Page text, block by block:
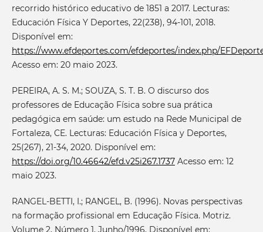
recorrido histórico educativo de 1851 a 2017. Lecturas:
Educación Física Y Deportes, 22(238), 94-101, 2018.
Disponível em:
https://www.efdeportes.com/efdeportes/index.php/
Acesso em: 20 maio 2023.
PEREIRA, A. S. M.; SOUZA, S. T. B. O discurso dos
professores de Educação Física sobre sua prática
pedagógica em saúde: um estudo na Rede Municipal de
Fortaleza, CE. Lecturas: Educación Física y Deportes,
25(267), 21-34, 2020. Disponível em:
https://doi.org/10.46642/efd.v25i267.1737Acesso em: 12
maio 2023.
RANGEL-BETTI, I.; RANGEL, B. (1996). Novas perspectivas
na formação profissional em Educação Física. Motriz.
Volume 2, Número 1, Junho/1996. Disponível em: